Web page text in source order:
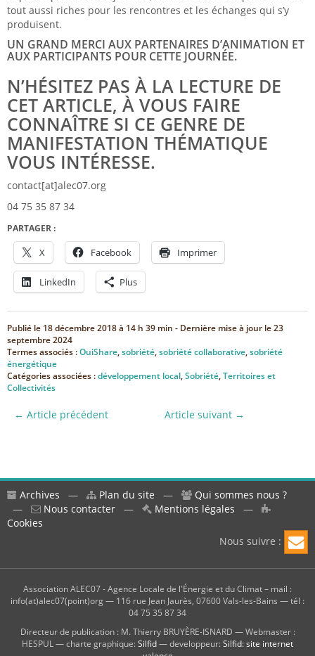
tout aussi riches pour les rencontres et les échanges qui s’y
produisent.
UN GRAND MERCI AUX PARTENAIRES D’ANIMATION ET
AUX PARTICIPANTS POUR CETTE JOURNÉE.
N’HÉSITEZ PAS À LA LECTURE DE
CET ARTICLE, À VOUS FAIRE
CONNAÎTRE SI CE GENRE DE
MANIFESTATION THÉMATIQUE
VOUS INTÉRESSE.
contact[at]alec07.org
04 75 35 87 34
PARTAGER :
X Facebook Imprimer
LinkedIn Plus
Publié le 18 décembre 2018 à 14 h 39 min - Dernière mise à jour le23
septembre 2024
Termes associés :OuiShare,sobriété,sobriété collaborative,sobriété
énergétique
Catégories associées :développement local,Sobriété,Territoires et
Collectivités
← Article précédent Article suivant →
Archives — Plan du site —
Qui sommes nous ?
—
Nous contacter — Mentions légales —
Cookies
Nous suivre :
Association ALEC07 - Agence Locale de l'Énergie et du Climat – mail :
info(at)alec07(point)org — 116 rue Jean Jaurès, 07600 Vals-les-Bains — tél :
04 75 35 87 34
Directeur de publication : M. Thierry BRUYÈRE-ISNARD — Webmaster :
HESPUL — charte graphique:Silfid— developpeur:Silfid: site internet